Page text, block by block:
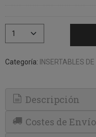
Categoría: INSERTABLES
Descripción
Costes de Envío